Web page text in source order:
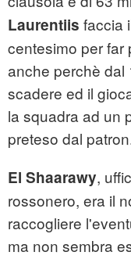
Laurentiis faccia
centesimo per far
anche perchè dal
scadere ed il
la squadra ad un
preteso dal
El Shaarawy,
rossonero, era il
raccogliere
ma non sembra